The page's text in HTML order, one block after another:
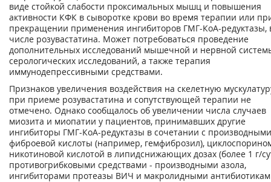
виде стойкой слабости проксимальных мышц и повышения
активности КФК в сыворотке крови во время терапии или
прекращении применения ингибиторов ГМГ-КоА-редуктазы,
числе розувастатина. Может потребоваться проведение
дополнительных исследований мышечной и нервной
серологических исследований, а также терапия
иммунодепрессивными средствами.
Признаков увеличения воздействия на скелетную
при приеме розувастатина и сопутствующей терапии не
отмечено. Однако сообщалось об увеличении числа случаев
миозита и миопатии у пациентов, принимавших другие
ингибиторы ГМГ-КоА-редуктазы в сочетании с производными
фиброевой кислоты (например, гемфиброзил),
никотиновой кислотой в липидснижающих дозах (более 1 г/
противогрибковыми средствами - производными азола,
ингибиторами протеазы ВИЧ и макролидными